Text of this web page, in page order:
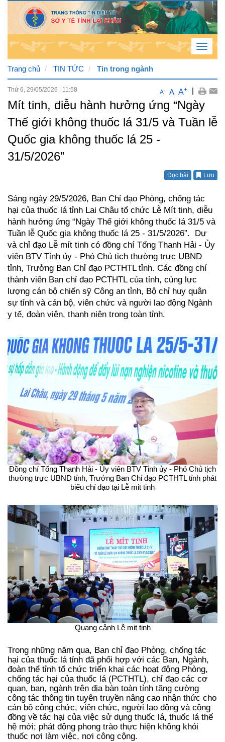
6 , 7
/ 8 /
2026
10 :
AM
Toggle
Trang chủ
TIN TỨC Tin trong ngành
Thứ 6, 29/05/2026 11:58 A- A A+ |
Mít tinh, diễu hành hưởng ứng “Ngày
Thế giới không thuốc lá 31/5 và Tuần lễ
Quốc gia không thuốc lá 25 -
31/5/2026”
Đọc bài Lưu
Sáng ngày 29/5/2026, Ban Chỉ đạo Phòng, chống tác
hại của thuốc lá tỉnh Lai Châu tổ chức Lễ Mít tinh, diễu
hành hưởng ứng “Ngày Thế giới không thuốc lá 31/5 và
Tuần lễ Quốc gia không thuốc lá 25 - 31/5/2026”. Dự
và chỉ đạo Lễ mít tinh có đồng chí Tống Thanh Hải - Ủy
viên BTV Tỉnh ủy - Phó Chủ tịch thường trực UBND
tỉnh, Trưởng Ban Chỉ đạo PCTHTL tỉnh. Các đồng chí
thành viên Ban chỉ đạo PCTHTL của tỉnh, cùng lực
lượng cán bộ chiến sỹ Công an tỉnh, Bộ chỉ huy quân
sự tỉnh và cán bộ, viên chức và người lao động Ngành
y tế, đoàn viên, thanh niên trong toàn tỉnh.
Đồng chí Tống Thanh Hải - Ủy viên BTV Tỉnh ủy - Phó Chủ tịch
thường trực UBND tỉnh, Trưởng Ban Chỉ đạo PCTHTL tỉnh phát
biểu chỉ đạo tại Lễ mit tinh
Quang cảnh Lễ mit tinh
Trong những năm qua, Ban chỉ đạo Phòng, chống tác
hại của thuốc lá tỉnh đã phối hợp với các Ban, Ngành,
đoàn thể tỉnh tổ chức triển khai các hoạt động Phòng,
chống tác hại của thuốc lá (PCTHTL), chỉ đạo các cơ
quan, ban, ngành trên địa bàn toàn tỉnh tăng cường
công tác thông tin tuyên truyền nâng cao nhận thức cho
cán bộ công chức, viên chức, người lao động và cộng
đồng về tác hại của việc sử dụng thuốc lá, thuốc lá thế
hệ mới; phát động phong trào thực hiện không khói
thuốc nơi làm việc, nơi công cộng.